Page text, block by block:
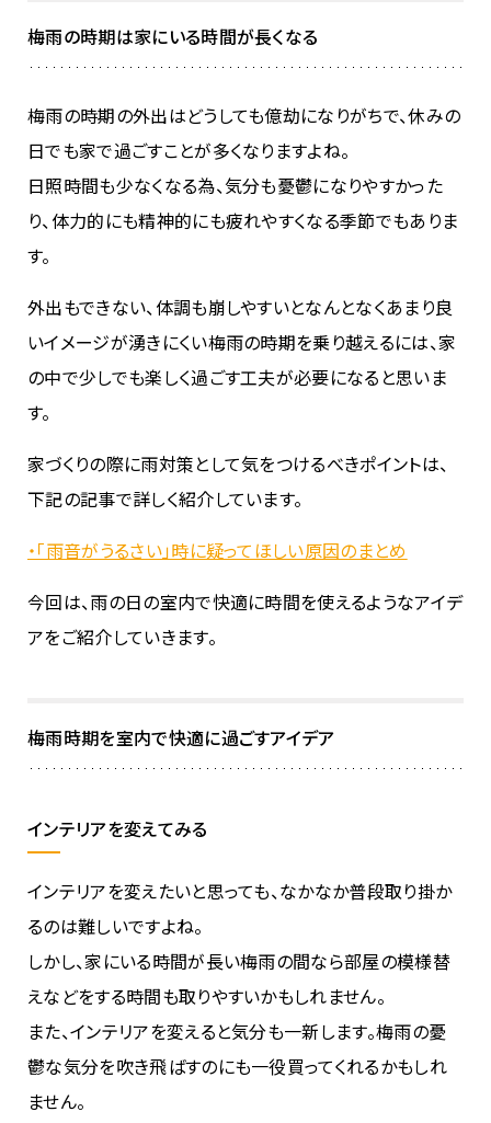
梅雨の時期は家にいる時間が長くなる
梅雨の時期の外出はどうしても億劫になりがちで、休みの
日でも家で過ごすことが多くなりますよね。
日照時間も少なくなる為、気分も憂鬱になりやすかった
り、体力的にも精神的にも疲れやすくなる季節でもありま
す。
外出もできない、体調も崩しやすいとなんとなくあまり良
いイメージが湧きにくい梅雨の時期を乗り越えるには、家
の中で少しでも楽しく過ごす工夫が必要になると思いま
す。
家づくりの際に雨対策として気をつけるべきポイントは、
下記の記事で詳しく紹介しています。
・「雨音がうるさい」時に疑ってほしい原因のまとめ
今回は、雨の日の室内で快適に時間を使えるようなアイデ
アをご紹介していきます。
梅雨時期を室内で快適に過ごすアイデア
インテリアを変えてみる
インテリアを変えたいと思っても、なかなか普段取り掛か
るのは難しいですよね。
しかし、家にいる時間が長い梅雨の間なら部屋の模様替
えなどをする時間も取りやすいかもしれません。
また、インテリアを変えると気分も一新します。梅雨の憂
鬱な気分を吹き飛ばすのにも一役買ってくれるかもしれ
ません。